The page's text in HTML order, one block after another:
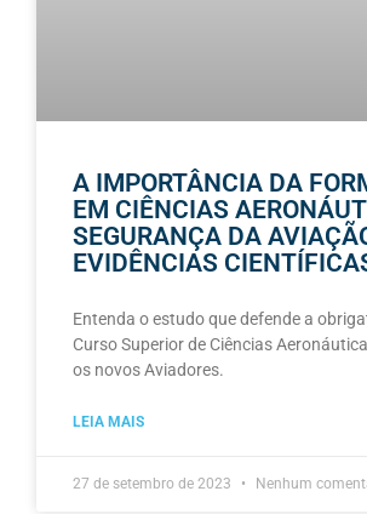
A IMPORTÂNCIA DA
EM CIÊNCIAS
SEGURANÇA DA
EVIDÊNCIAS
Entenda o estudo que defende a
Curso Superior de Ciências
os novos Aviadores.
LEIA MAIS
27 de setembro de 2023 Nenhum